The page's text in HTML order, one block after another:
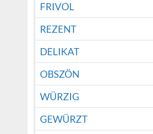
FRIVOL
REZENT
DELIKAT
OBSZÖN
WÜRZIG
GEWÜRZT